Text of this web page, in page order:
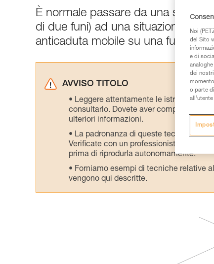
È normale passare da una
di due funi) ad una situazione di
anticaduta mobile su una fune di
AVVISO TITOLO
Leggere attentamente le istruzioni
consultarlo. Dovete aver compreso le
ulteriori informazioni.
La padronanza di queste tecniche
Verificate con un professionista la
prima di riprodurla autonomamente.
Forniamo esempi di tecniche relative
vengono qui descritte.
Noi
del Sito
e di
dei nostri
o parte